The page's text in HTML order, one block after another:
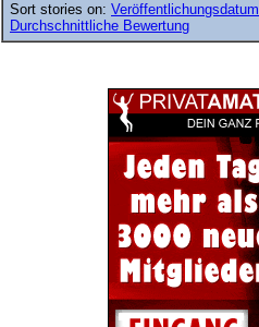
Sort stories on: Veröffentlichungsdatum
Durchschnittliche Bewertung